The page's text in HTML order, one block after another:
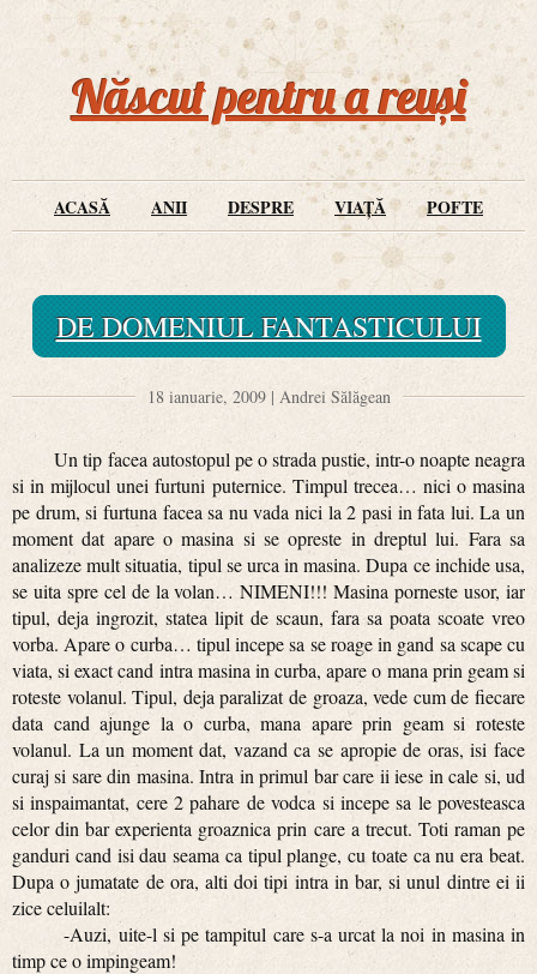
Născut pentru a reuși
ACASĂ ANII DESPRE VIAȚĂ POFTE
DE DOMENIUL FANTASTICULUI
18 ianuarie, 2009 | Andrei Sălăgean
Un tip facea autostopul pe o strada pustie, intr-o noapte neagra
si in mijlocul unei furtuni puternice. Timpul trecea… nici o masina
pe drum, si furtuna facea sa nu vada nici la 2 pasi in fata lui. La un
moment dat apare o masina si se opreste in dreptul lui. Fara sa
analizeze mult situatia, tipul se urca in masina. Dupa ce inchide usa,
se uita spre cel de la volan… NIMENI!!! Masina porneste usor, iar
tipul, deja ingrozit, statea lipit de scaun, fara sa poata scoate vreo
vorba. Apare o curba… tipul incepe sa se roage in gand sa scape cu
viata, si exact cand intra masina in curba, apare o mana prin geam si
roteste volanul. Tipul, deja paralizat de groaza, vede cum de fiecare
data cand ajunge la o curba, mana apare prin geam si roteste
volanul. La un moment dat, vazand ca se apropie de oras, isi face
curaj si sare din masina. Intra in primul bar care ii iese in cale si, ud
si inspaimantat, cere 2 pahare de vodca si incepe sa le povesteasca
celor din bar experienta groaznica prin care a trecut. Toti raman pe
ganduri cand isi dau seama ca tipul plange, cu toate ca nu era beat.
Dupa o jumatate de ora, alti doi tipi intra in bar, si unul dintre ei ii
zice celuilalt:
-Auzi, uite-l si pe tampitul care s-a urcat la noi in masina in
timp ce o impingeam!